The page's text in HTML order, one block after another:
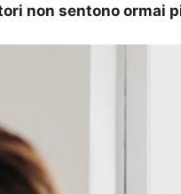
non sentono ormai